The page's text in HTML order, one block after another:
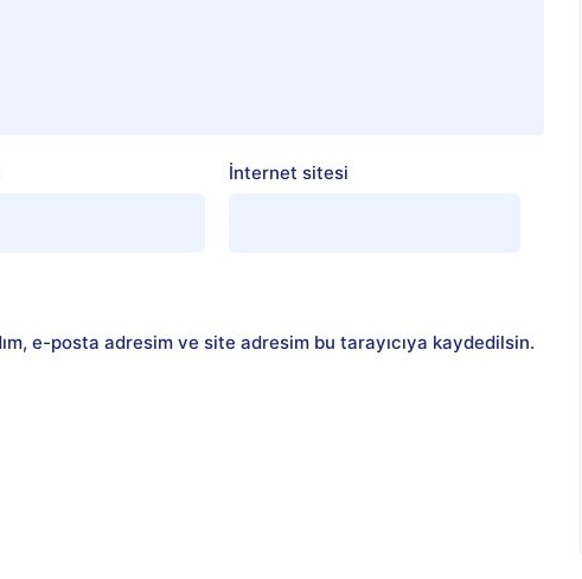
İnternet sitesi
e-posta adresim ve site adresim bu tarayıcıya kaydedilsin.